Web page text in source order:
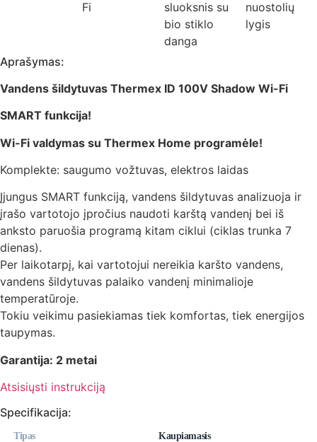
Aprašymas:
Vandens šildytuvas Thermex ID 100V Shadow Wi-Fi
SMART funkcija!
Wi-Fi valdymas su Thermex Home programėle!
Komplekte: saugumo vožtuvas, elektros laidas
Įjungus SMART funkciją, vandens šildytuvas analizuoja ir
įrašo vartotojo įpročius naudoti karštą vandenį bei iš
anksto paruošia programą kitam ciklui (ciklas trunka 7
dienas).
Per laikotarpį, kai vartotojui nereikia karšto vandens,
vandens šildytuvas palaiko vandenį minimalioje
temperatūroje.
Tokiu veikimu pasiekiamas tiek komfortas, tiek energijos
taupymas.
Garantija: 2 metai
Atsisiųsti instrukciją
Specifikacija:
Tipas Kaupiamasis